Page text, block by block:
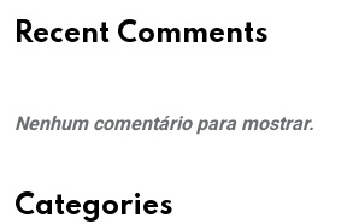
Recent Comments
Nenhum comentário para mostrar.
Categories